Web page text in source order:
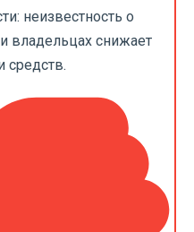
неизвестность о
владельцах снижает
средств.